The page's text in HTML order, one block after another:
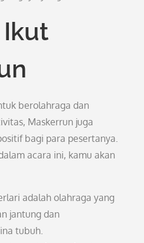
berolahraga dan
Maskerrun juga
bagi para pesertanya.
acara ini, kamu akan
adalah olahraga yang
jantung dan
tubuh.